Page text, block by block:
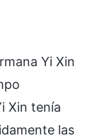
Yi Xin
Xin tenía
las